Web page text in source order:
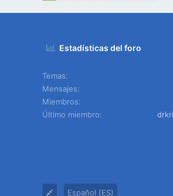
Estadísticas del foro
Temas
Mensajes
Miembros
Último miembro
Español (ES)